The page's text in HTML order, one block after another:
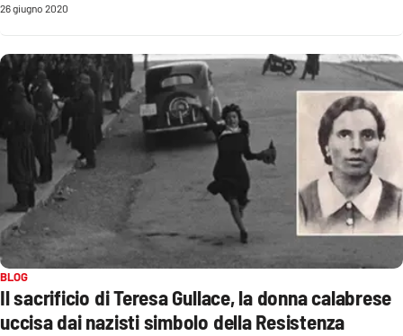
APP
Android
Apple
26 giugno 2020
BLOG
Il sacrificio di Teresa Gullace, la donna calabrese
uccisa dai nazisti simbolo della Resistenza